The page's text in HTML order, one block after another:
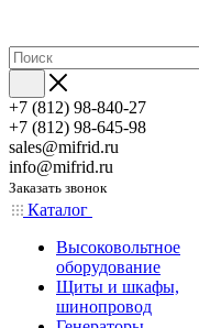
+7 (812) 98-840-27
+7 (812) 98-645-98
sales@mifrid.ru
info@mifrid.ru
Заказать звонок
Каталог
Высоковольтное
оборудование
Щиты и шкафы,
шинопровод